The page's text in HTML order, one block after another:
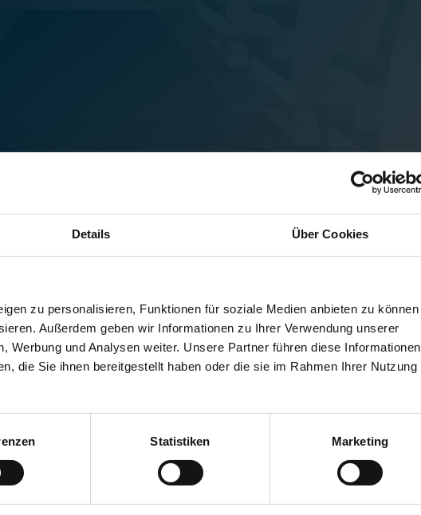
Details Über Cookies
zu personalisieren, Funktionen für soziale Medien anbieten zu können
Außerdem geben wir Informationen zu Ihrer Verwendung unserer
Werbung und Analysen weiter. Unsere Partner führen diese Informationen
die Sie ihnen bereitgestellt haben oder die sie im Rahmen Ihrer Nutzung
Statistiken Marketing